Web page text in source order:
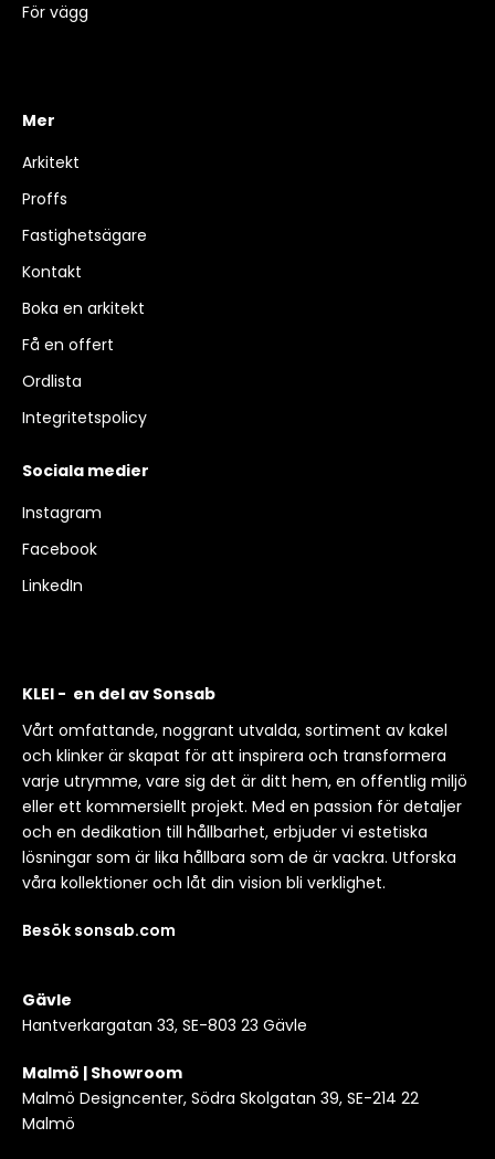
För vägg
Mer
Arkitekt
Proffs
Fastighetsägare
Kontakt
Boka en arkitekt
Få en offert
Ordlista
Integritetspolicy
Sociala medier
Instagram
Facebook
LinkedIn
KLEI - en del av Sonsab
Vårt omfattande, noggrant utvalda, sortiment av kakel
och klinker är skapat för att inspirera och transformera
varje utrymme, vare sig det är ditt hem, en offentlig miljö
eller ett kommersiellt projekt. Med en passion för detaljer
och en dedikation till hållbarhet, erbjuder vi estetiska
lösningar som är lika hållbara som de är vackra. Utforska
våra kollektioner och låt din vision bli verklighet.
Besök sonsab.com
Gävle
Hantverkargatan 33, SE-803 23 Gävle
Malmö | Showroom
Malmö Designcenter, Södra Skolgatan 39, SE-214 22
Malmö